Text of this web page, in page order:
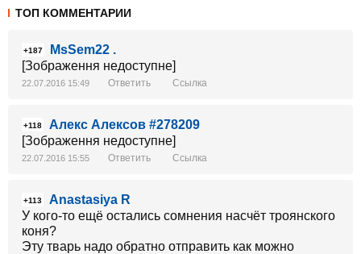
ТОП КОММЕНТАРИИ
+187
MsSem22 .
[Зображення недоступне]
22.07.2016 15:49 Ответить Ссылка
+118
Алекс Алексов #278209
[Зображення недоступне]
22.07.2016 15:55 Ответить Ссылка
+113
Anastasiya R
У кого-то ещё остались сомнения насчёт троянского
коня?
Эту тварь надо обратно отправить как можно